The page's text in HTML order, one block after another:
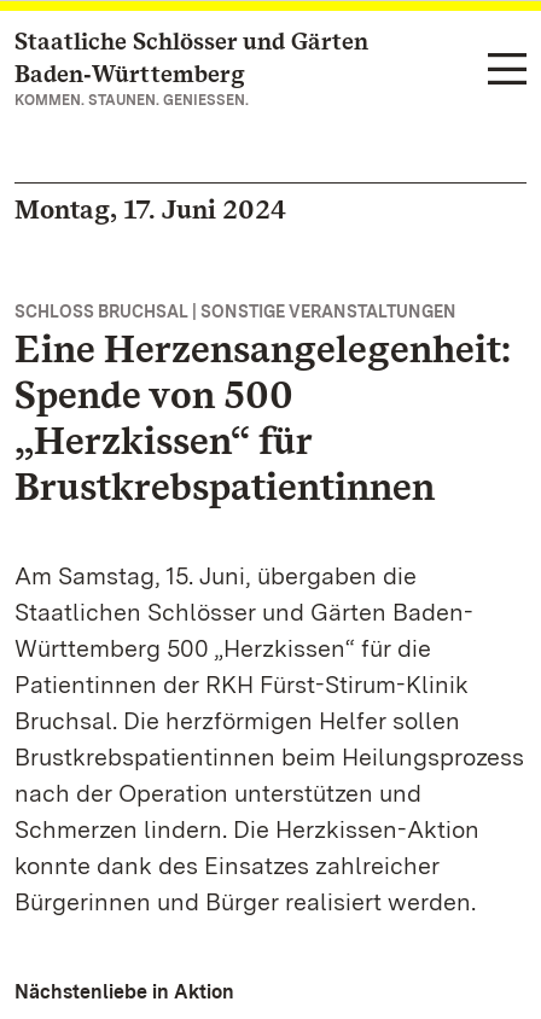
Zum Hauptinhalt springen
Staatliche Schlösser und Gärten
Baden‑Württemberg
KOMMEN. STAUNEN. GENIESSEN.
Montag, 17. Juni 2024
SCHLOSS BRUCHSAL | SONSTIGE VERANSTALTUNGEN
Eine Herzensangelegenheit:
Spende von 500
„Herzkissen“ für
Brustkrebspatientinnen
Am Samstag, 15. Juni, übergaben die
Staatlichen Schlösser und Gärten Baden-
Württemberg 500 „Herzkissen“ für die
Patientinnen der RKH Fürst-Stirum-Klinik
Bruchsal. Die herzförmigen Helfer sollen
Brustkrebspatientinnen beim Heilungsprozess
nach der Operation unterstützen und
Schmerzen lindern. Die Herzkissen-Aktion
konnte dank des Einsatzes zahlreicher
Bürgerinnen und Bürger realisiert werden.
Nächstenliebe in Aktion